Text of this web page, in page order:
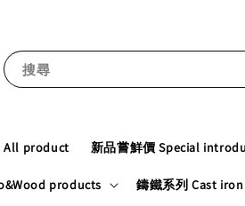
搜尋
All product 新品嘗鮮價 Special
products 鑄鐵系列 Cast